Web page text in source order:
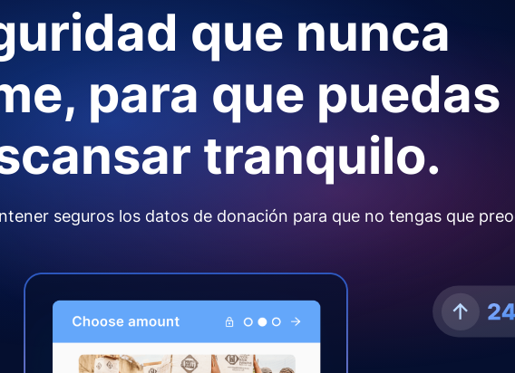
que nunca
para que puedas
tranquilo.
seguros los datos de donación para que no tengas que